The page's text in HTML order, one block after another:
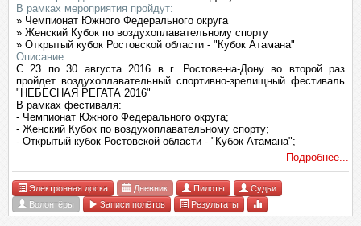
В рамках мероприятия пройдут:
» Чемпионат Южного Федерального округа
» Женский Кубок по воздухоплавательному спорту
» Открытый кубок Ростовской области - "Кубок Атамана"
Описание:
С 23 по 30 августа 2016 в г. Ростове-на-Дону во второй раз
пройдет воздухоплавательный спортивно-зрелищный фестиваль
"НЕБЕСНАЯ РЕГАТА 2016"
В рамках фестиваля:
- Чемпионат Южного Федерального округа;
- Женский Кубок по воздухоплавательному спорту;
- Открытый кубок Ростовской области - "Кубок Атамана";
Подробнее...
Электронная доска Дневник Пилоты
Судьи
Волонтёры
Записи полётов Результаты